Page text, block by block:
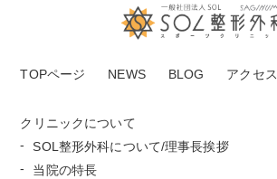
TOPページ NEWS BLOG アクセス
クリニックについて
SOL整形外科について/理事長挨拶
当院の特長